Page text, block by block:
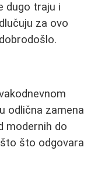
dugo traju i
za ovo
odlična zamena
modernih do
što odgovara